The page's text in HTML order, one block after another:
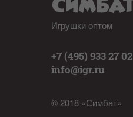
Игрушки оптом
+7 (495) 933 27 02
info@igr.ru
© 2018 «Симбат»